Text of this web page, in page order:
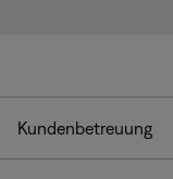
Kundenbetreuung